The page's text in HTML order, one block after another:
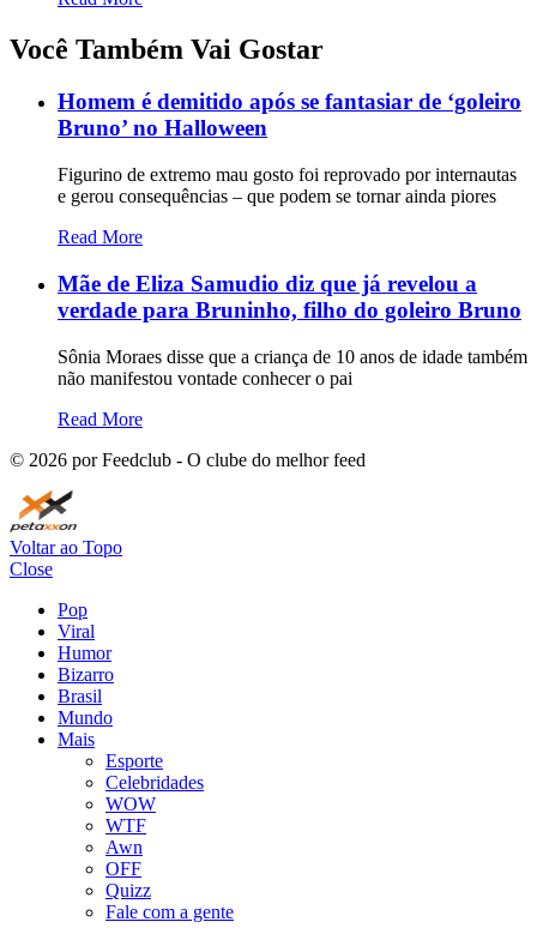
Você Também Vai Gostar
Homem é demitido após se fantasiar de ‘goleiro
Bruno’ no Halloween
Figurino de extremo mau gosto foi reprovado por internautas
e gerou consequências – que podem se tornar ainda piores
Read More
Mãe de Eliza Samudio diz que já revelou a
verdade para Bruninho, filho do goleiro Bruno
Sônia Moraes disse que a criança de 10 anos de idade também
não manifestou vontade conhecer o pai
Read More
© 2026 por Feedclub - O clube do melhor feed
Voltar ao Topo
Close
Pop
Viral
Humor
Bizarro
Brasil
Mundo
Mais
Esporte
Celebridades
WOW
WTF
Awn
OFF
Quizz
Fale com a gente